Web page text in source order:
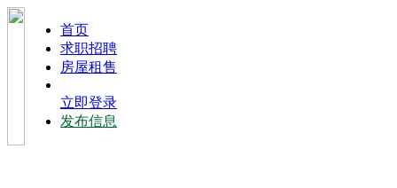
⾸⻚
求职招聘
房屋租售
立即登录
发布信息